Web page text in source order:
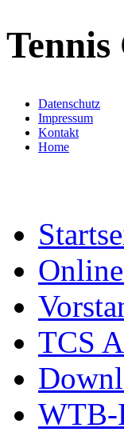
Tennis
Datenschutz
Impressum
Kontakt
Home
TCS
WTB-